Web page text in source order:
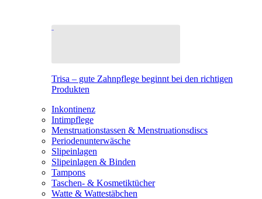
Trisa – gute Zahnpflege beginnt bei den richtigen
Produkten
Inkontinenz
Intimpflege
Menstruationstassen & Menstruationsdiscs
Periodenunterwäsche
Slipeinlagen
Slipeinlagen & Binden
Tampons
Taschen- & Kosmetiktücher
Watte & Wattestäbchen